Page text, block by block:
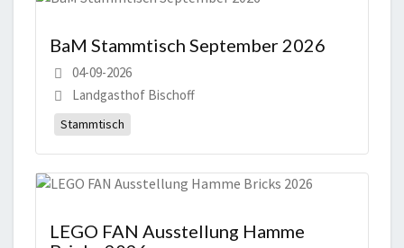
BaM Stammtisch September 2026
04-09-2026
Landgasthof Bischoff
Stammtisch
LEGO FAN Ausstellung Hamme